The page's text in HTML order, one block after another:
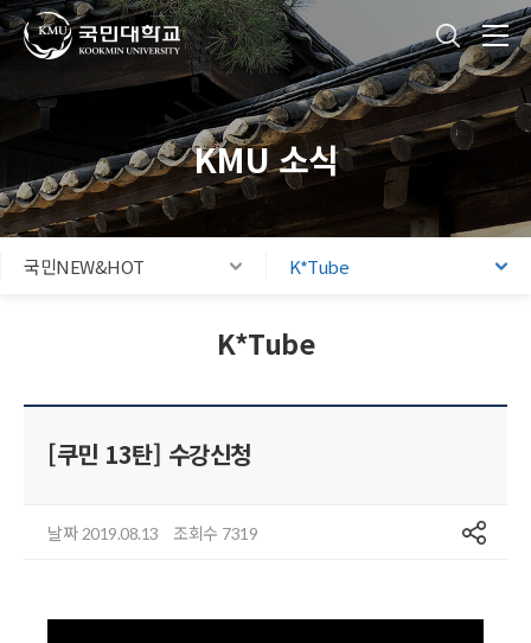
주메뉴 바로가기
본문내용 바로가기
푸터 바로가기
국민대학교
KMU 소식
국민NEW&HOT K*Tube
K*Tube
[쿠민 13탄] 수강신청
날짜 2019.08.13 조회수 7319 공유